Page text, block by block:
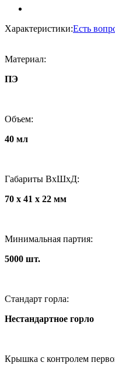
Характеристики:Есть
Материал:
ПЭ
Объем:
40 мл
Габариты ВxШxД:
70 x 41 x 22 мм
Минимальная партия:
5000 шт.
Стандарт горла:
Нестандартное горло
Крышка с контролем